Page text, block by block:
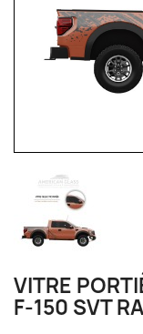
VITRE
F-150 SVT